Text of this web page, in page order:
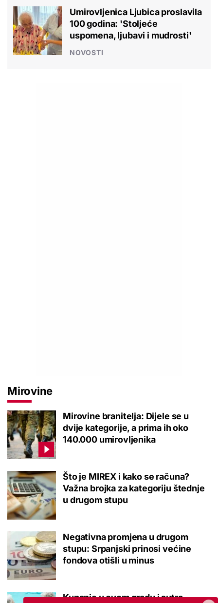
Umirovljenica Ljubica proslavila
100 godina: 'Stoljeće
uspomena, ljubavi i mudrosti'
NOVOSTI
Mirovine
Mirovine branitelja: Dijele se u
dvije kategorije, a prima ih oko
140.000 umirovljenika
Što je MIREX i kako se računa?
Važna brojka za kategoriju štednje
u drugom stupu
Negativna promjena u drugom
stupu: Srpanjski prinosi većine
fondova otišli u minus
Kupanje u ovom gradu i sutra